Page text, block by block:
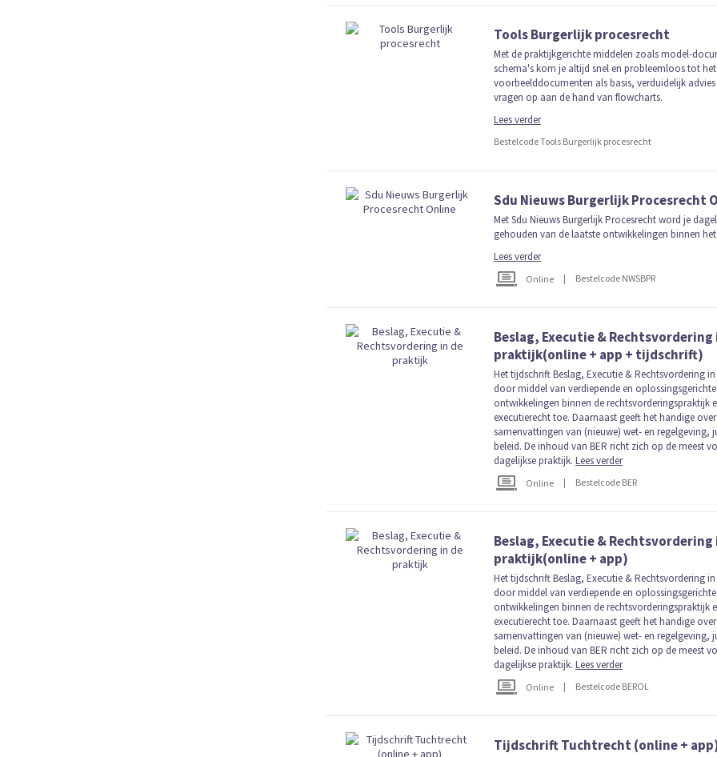
Tools Burgerlijk procesrecht
Met de praktijkgerichte middelen zoals model-
schema's kom je altijd snel en probleemloos tot het
voorbeelddocumenten als basis, verduidelijk
vragen op aan de hand van flowcharts.
Lees verder
Bestelcode Tools Burgerlijk procesrecht
Sdu Nieuws Burgerlijk Procesrecht
Met Sdu Nieuws Burgerlijk Procesrecht word je
gehouden van de laatste ontwikkelingen binnen
Lees verder
Online | Bestelcode NWSBPR
Beslag, Executie & Rechtsvordering
praktijk(online + app + tijdschrift)
Het tijdschrift Beslag, Executie & Rechtsvordering
door middel van verdiepende en
ontwikkelingen binnen de rechtsvorderingspraktijk
executierecht toe. Daarnaast geeft het handige
samenvattingen van (nieuwe) wet- en regelgeving,
beleid. De inhoud van BER richt zich op de meest
dagelijkse praktijk.Lees verder
Online | Bestelcode BER
Beslag, Executie & Rechtsvordering
praktijk(online + app)
Het tijdschrift Beslag, Executie & Rechtsvordering
door middel van verdiepende en
ontwikkelingen binnen de rechtsvorderingspraktijk
executierecht toe. Daarnaast geeft het handige
samenvattingen van (nieuwe) wet- en regelgeving,
beleid. De inhoud van BER richt zich op de meest
dagelijkse praktijk.Lees verder
Online | Bestelcode BEROL
Tijdschrift Tuchtrecht (online +